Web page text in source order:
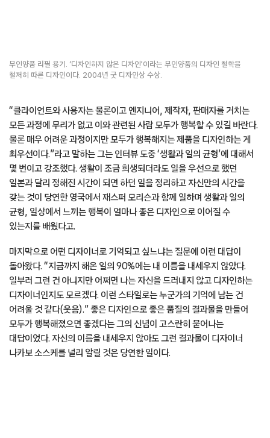
무인양품 리필 용기. ‘디자인하지 않은 디자인’이라는 무인양품의 디자인 철학을
철저히 따른 디자인이다. 2004년 굿 디자인상 수상.
“클라이언트와 사용자는 물론이고 엔지니어, 제작자, 판매자를 거치는
모든 과정에 무리가 없고 이와 관련된 사람 모두가 행복할 수 있길 바란다.
물론 매우 어려운 과정이지만 모두가 행복해지는 제품을 디자인하는 게
최우선이다.”라고 말하는 그는 인터뷰 도중 ‘생활과 일의 균형’에 대해서
몇 번이고 강조했다. 생활이 조금 희생되더라도 일을 우선으로 했던
일본과 달리 정해진 시간이 되면 하던 일을 정리하고 자신만의 시간을
갖는 것이 당연한 영국에서 재스퍼 모리슨과 함께 일하며 생활과 일의
균형, 일상에서 느끼는 행복이 얼마나 좋은 디자인으로 이어질 수
있는지를 배웠다고.
마지막으로 어떤 디자이너로 기억되고 싶느냐는 질문에 이런 대답이
돌아왔다. “지금까지 해온 일의 90%에는 내 이름을 내세우지 않았다.
일부러 그런 건 아니지만 어쩌면 나는 자신을 드러내지 않고 디자인하는
디자이너인지도 모르겠다. 이런 스타일로는 누군가의 기억에 남는 건
어려울 것 같다(웃음).” 좋은 디자인으로 좋은 품질의 결과물을 만들어
모두가 행복해졌으면 좋겠다는 그의 신념이 고스란히 묻어나는
대답이었다. 자신의 이름을 내세우지 않아도 그런 결과물이 디자이너
나카보 소스케를 널리 알릴 것은 당연한 일이다.